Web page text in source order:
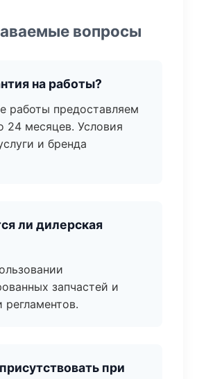
вопросы
на работы?
работы предоставляем
24 месяцев. Условия
и бренда
ли дилерская
запчастей и
при